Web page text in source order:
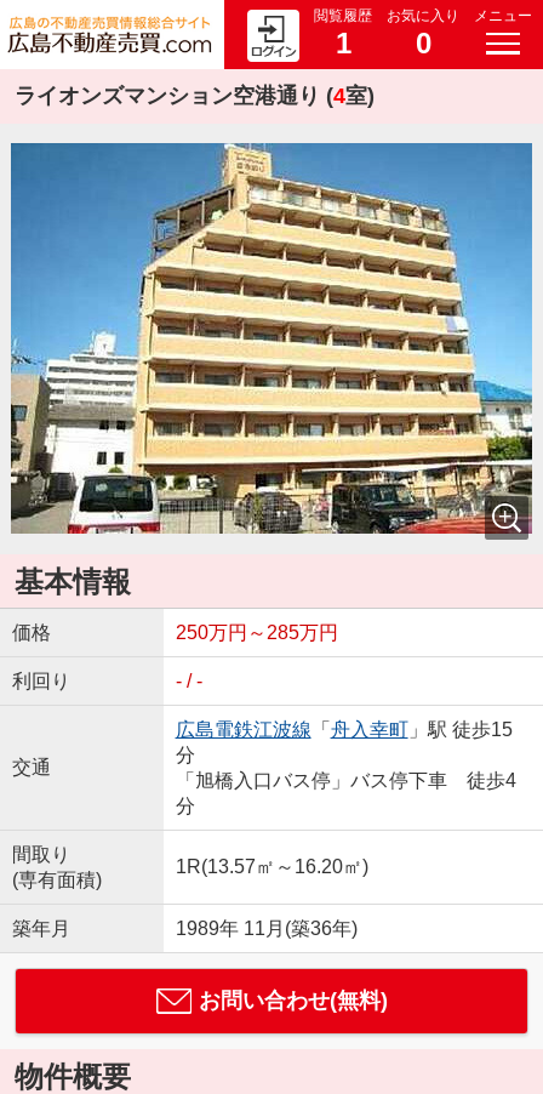
閲覧履歴
1
お気に入り
0
メニュー
ライオンズマンション空港通り (4室)
基本情報
価格 250万円～285万円
利回り - / -
交通
広島電鉄江波線 「 舟入幸町」駅 徒歩15
分
「旭橋入口バス停」バス停下車 徒歩4
分
間取り
(専有面積)
1R(13.57㎡～16.20㎡)
築年月 1989年 11月(築36年)
お問い合わせ(無料)
物件概要